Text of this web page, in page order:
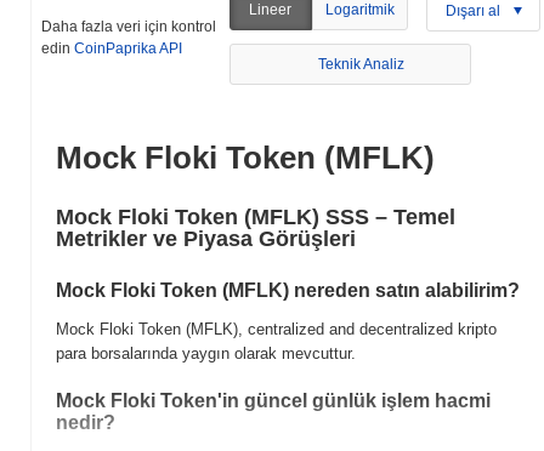
Daha fazla veri için kontrol
edin CoinPaprika API
Lineer Logaritmik Dışarı al
Teknik Analiz
Mock Floki Token (MFLK)
Mock Floki Token (MFLK) SSS – Temel
Metrikler ve Piyasa Görüşleri
Mock Floki Token (MFLK) nereden satın alabilirim?
Mock Floki Token (MFLK), centralized and decentralized kripto
para borsalarında yaygın olarak mevcuttur.
Mock Floki Token'in güncel günlük işlem hacmi
nedir?